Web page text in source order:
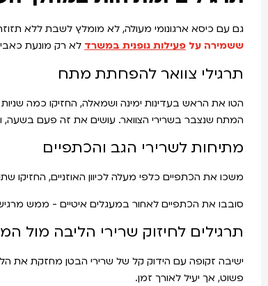
גם עם כיסא ארגונומי מעולה, לא מומלץ לשבת ללא
ששמירה על פעילות גופנית במשרד לא רק מונעת
תרגילי צוואר להפחתת מתח
הטו את הראש בעדינות ימינה ושמאלה, החזיקו כמה
המתח שנצבר בשרירי הצוואר. עושים את זה פעם בשעה,
מתיחות לשרירי הגב והכתפיים
משכו את הכתפיים כלפי מעלה לכיוון האוזניים, החזיקו
סובבו את הכתפיים לאחור במעגלים איטיים - ממש
תרגילים לחיזוק שרירי הליבה מול
ישיבה זקופה עם הידוק קל של שרירי הבטן מחזקת את
פשוט, אך יעיל לאורך זמן.